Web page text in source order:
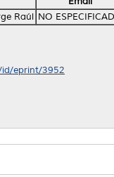
Raúl NO
eprint/3952